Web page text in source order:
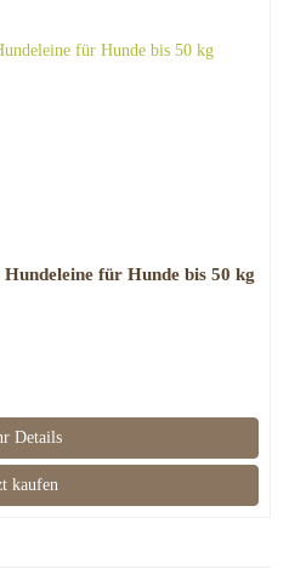
für Hunde bis 50 kg
Details
kaufen